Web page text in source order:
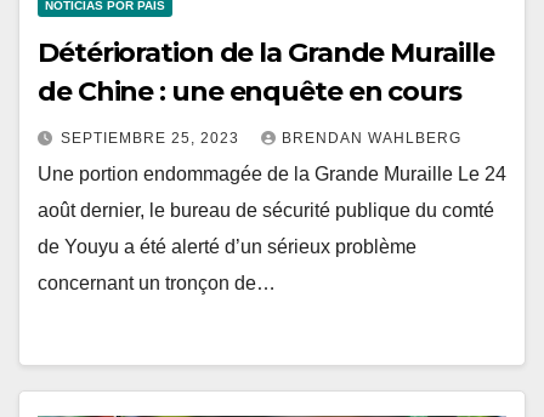
NOTICIAS POR PAÍS
Détérioration de la Grande Muraille
de Chine : une enquête en cours
SEPTIEMBRE 25, 2023 BRENDAN WAHLBERG
Une portion endommagée de la Grande Muraille Le 24
août dernier, le bureau de sécurité publique du comté
de Youyu a été alerté d’un sérieux problème
concernant un tronçon de…